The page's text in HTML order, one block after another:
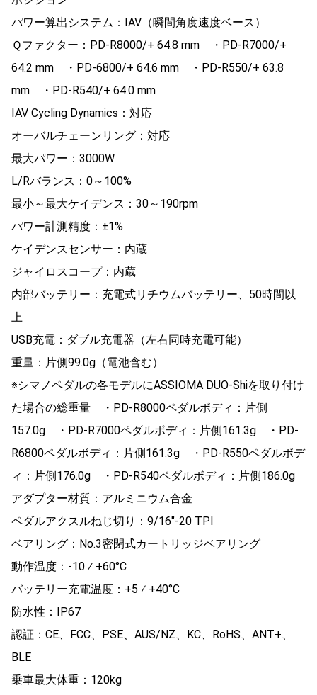
パワー算出システム：IAV（瞬間角度速度ベース）
Ｑファクター：PD-R8000/+ 64.8 mm ・PD-R7000/+
64.2 mm ・PD-6800/+ 64.6 mm ・PD-R550/+ 63.8
mm ・PD-R540/+ 64.0 mm
IAV Cycling Dynamics：対応
オーバルチェーンリング：対応
最大パワー：3000W
L/Rバランス：0～100%
最小～最大ケイデンス：30～190rpm
パワー計測精度：±1%
ケイデンスセンサー：内蔵
ジャイロスコープ：内蔵
内部バッテリー：充電式リチウムバッテリー、50時間以
上
USB充電：ダブル充電器（左右同時充電可能）
重量：片側99.0g（電池含む）
※シマノペダルの各モデルにASSIOMA DUO-Shiを取り付け
た場合の総重量 ・PD-R8000ペダルボディ：片側
157.0g ・PD-R7000ペダルボディ：片側161.3g ・PD-
R6800ペダルボディ：片側161.3g ・PD-R550ペダルボデ
ィ：片側176.0g ・PD-R540ペダルボディ：片側186.0g
アダプター材質：アルミニウム合金
ペダルアクスルねじ切り：9/16″-20 TPI
ベアリング：No.3密閉式カートリッジベアリング
動作温度：-10 ⁄ +60°C
バッテリー充電温度：+5 ⁄ +40°C
防水性：IP67
認証：CE、FCC、PSE、AUS/NZ、KC、RoHS、ANT+、
BLE
乗車最大体重：120kg